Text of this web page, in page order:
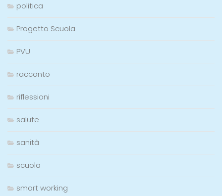
politica
Progetto Scuola
PVU
racconto
riflessioni
salute
sanità
scuola
smart working